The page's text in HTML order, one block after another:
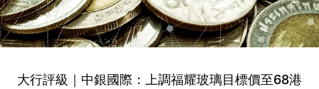
大行評級｜中銀國際：上調福耀玻璃目標價至68港